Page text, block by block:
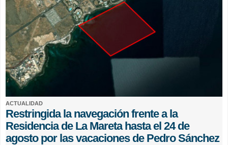
ACTUALIDAD
Restringida la navegación frente a la
Residencia de La Mareta hasta el 24 de
agosto por las vacaciones de Pedro Sánchez